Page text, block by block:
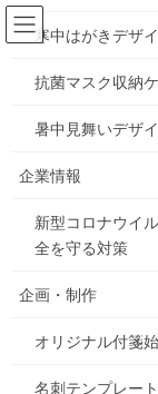
コ
ン
ナ
ビ
HOME
寒中はがきデザ
抗菌マスク収納
暑中見舞いデザ
企業情報
新型コロナウイ
全を守る対策
企画・制作
オリジナル付箋
名刺テンプレート